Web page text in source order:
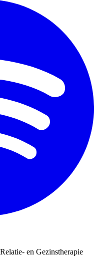
en Gezinstherapie